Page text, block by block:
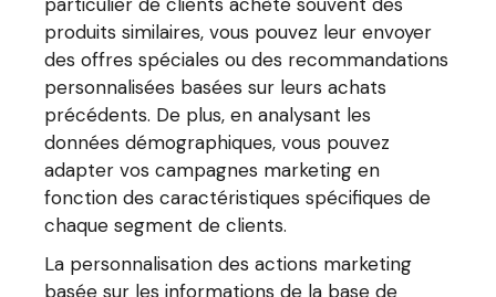
produits similaires, vous pouvez leur envoyer
des offres spéciales ou des recommandations
personnalisées basées sur leurs achats
précédents. De plus, en analysant les
données démographiques, vous pouvez
adapter vos campagnes marketing en
fonction des caractéristiques spécifiques de
chaque segment de clients.
La personnalisation des actions marketing
basée sur les informations de la base de